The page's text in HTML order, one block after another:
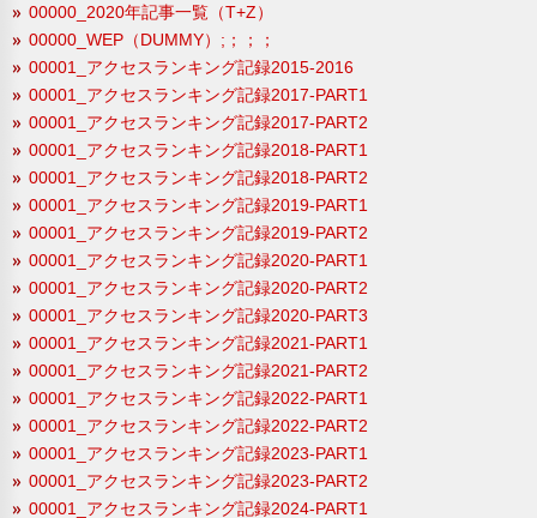
00000_2020年記事一覧（T+Z）
00000_WEP（DUMMY）;；；；
00001_アクセスランキング記録2015-2016
00001_アクセスランキング記録2017-PART1
00001_アクセスランキング記録2017-PART2
00001_アクセスランキング記録2018-PART1
00001_アクセスランキング記録2018-PART2
00001_アクセスランキング記録2019-PART1
00001_アクセスランキング記録2019-PART2
00001_アクセスランキング記録2020-PART1
00001_アクセスランキング記録2020-PART2
00001_アクセスランキング記録2020-PART3
00001_アクセスランキング記録2021-PART1
00001_アクセスランキング記録2021-PART2
00001_アクセスランキング記録2022-PART1
00001_アクセスランキング記録2022-PART2
00001_アクセスランキング記録2023-PART1
00001_アクセスランキング記録2023-PART2
00001_アクセスランキング記録2024-PART1